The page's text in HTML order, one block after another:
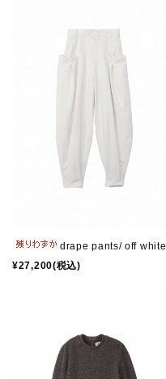
drape pants/ off white
¥27,200(税込)